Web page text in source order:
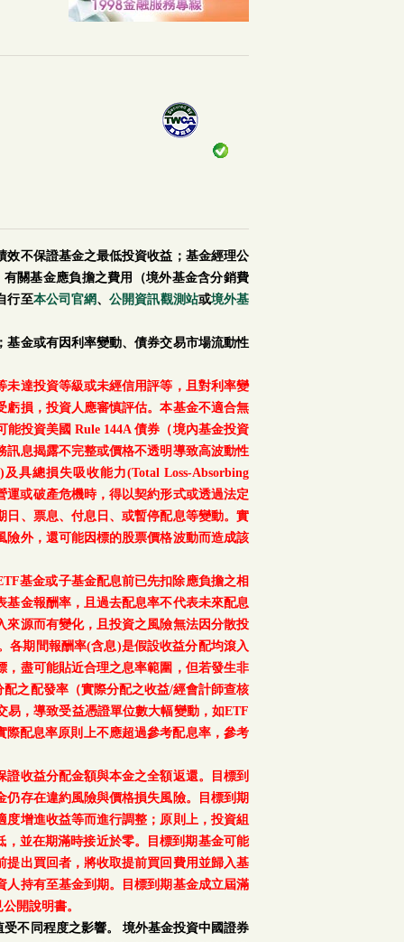
不保證基金之最低投資收益；基金經理公
關基金應負擔之費用（境外基金含分銷費
行至本公司官網、公開資訊觀測站或境外基
金或有因利率變動、債券交易市場流動性
達投資等級或未經信用評等，且對利率變
損，投資人應審慎評估。本基金不適合無
投資美國 Rule 144A 債券（境內基金投資
訊息揭露不完整或價格不透明導致高波動性
具總損失吸收能力(Total Loss-Absorbing
或破產危機時，得以契約形式或透過法定
、票息、付息日、或暫停配息等變動。實
外，還可能因標的股票價格波動而造成該
基金或子基金配息前已先扣除應負擔之相
金報酬率，且過去配息率不代表未來配息
源而有變化，且投資之風險無法因分散投
各期間報酬率(含息)是假設收益分配均滾入
盡可能貼近合理之息率範圍，但若發生非
之配發率（實際分配之收益/經會計師查核
，導致受益憑證單位數大幅變動，如ETF
配息率原則上不應超過參考配息率，參考
收益分配金額與本金之全額返還。目標到
存在違約風險與價格損失風險。目標到期
增進收益等而進行調整；原則上，投資組
並在期滿時接近於零。目標到期基金可能
出買回者，將收取提前買回費用並歸入基
持有至基金到期。目標到期基金成立屆滿
開說明書。
不同程度之影響。 境外基金投資中國證券